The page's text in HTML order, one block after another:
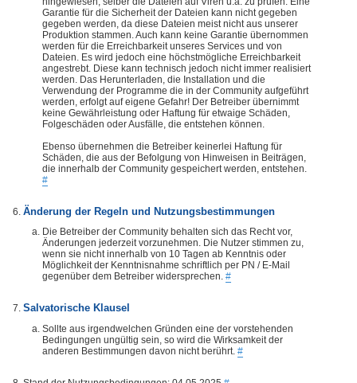
Garantie für die Sicherheit der Dateien kann nicht gegeben
gegeben werden, da diese Dateien meist nicht aus unserer
Produktion stammen. Auch kann keine Garantie übernommen
werden für die Erreichbarkeit unseres Services und von
Dateien. Es wird jedoch eine höchstmögliche Erreichbarkeit
angestrebt. Diese kann technisch jedoch nicht immer realisiert
werden. Das Herunterladen, die Installation und die
Verwendung der Programme die in der Community aufgeführt
werden, erfolgt auf eigene Gefahr! Der Betreiber übernimmt
keine Gewährleistung oder Haftung für etwaige Schäden,
Folgeschäden oder Ausfälle, die entstehen können.
Ebenso übernehmen die Betreiber keinerlei Haftung für
Schäden, die aus der Befolgung von Hinweisen in Beiträgen,
die innerhalb der Community gespeichert werden, entstehen.
#
Änderung der Regeln und Nutzungsbestimmungen
Die Betreiber der Community behalten sich das Recht vor,
Änderungen jederzeit vorzunehmen. Die Nutzer stimmen zu,
wenn sie nicht innerhalb von 10 Tagen ab Kenntnis oder
Möglichkeit der Kenntnisnahme schriftlich per PN / E-Mail
gegenüber dem Betreiber widersprechen. #
Salvatorische Klausel
Sollte aus irgendwelchen Gründen eine der vorstehenden
Bedingungen ungültig sein, so wird die Wirksamkeit der
anderen Bestimmungen davon nicht berührt. #